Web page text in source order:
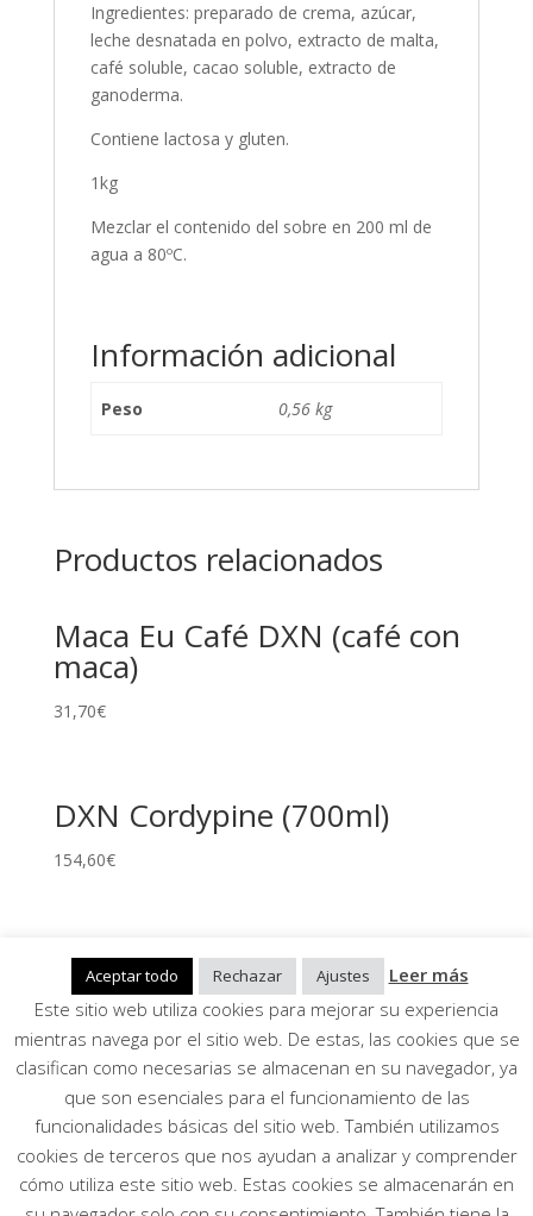
Ingredientes: preparado de crema, azúcar,
leche desnatada en polvo, extracto de malta,
café soluble, cacao soluble, extracto de
ganoderma.
Contiene lactosa y gluten.
1kg
Mezclar el contenido del sobre en 200 ml de
agua a 80ºC.
Información adicional
Peso 0,56 kg
Productos relacionados
Maca Eu Café DXN (café con
maca)
31,70€
DXN Cordypine (700ml)
154,60€
Zhi Mint Plus (caramelos de
menta con ganoderma)
51,20€
Aviso Legal, Política de privacidad, Condiciones
generales
Aceptar todo Rechazar Ajustes
Leer más
Este sitio web utiliza cookies para mejorar su experiencia
mientras navega por el sitio web. De estas, las cookies que se
clasifican como necesarias se almacenan en su navegador, ya
que son esenciales para el funcionamiento de las
funcionalidades básicas del sitio web. También utilizamos
cookies de terceros que nos ayudan a analizar y comprender
cómo utiliza este sitio web. Estas cookies se almacenarán en